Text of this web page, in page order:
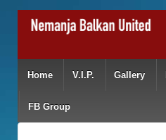
Home V.I.P. Gallery
FB Group